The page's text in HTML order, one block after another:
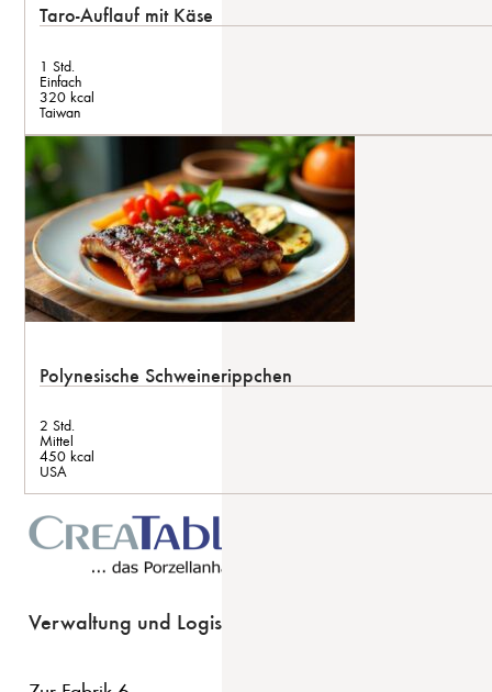
Taro-Auflauf mit Käse
1 Std.
Einfach
320 kcal
Taiwan
Polynesische Schweinerippchen
2 Std.
Mittel
450 kcal
USA
Verwaltung und Logistik